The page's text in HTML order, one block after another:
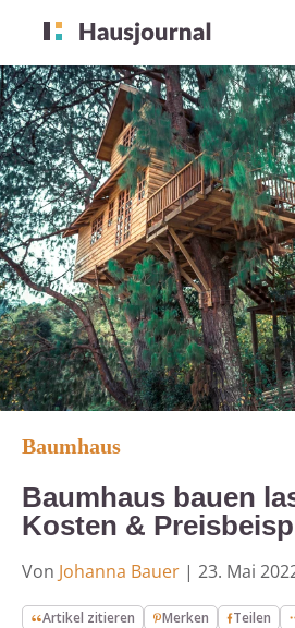
Baumhaus
Baumhaus bauen
Kosten &
Von Johanna Bauer | 23. Mai
Artikel zitieren Merken Teilen